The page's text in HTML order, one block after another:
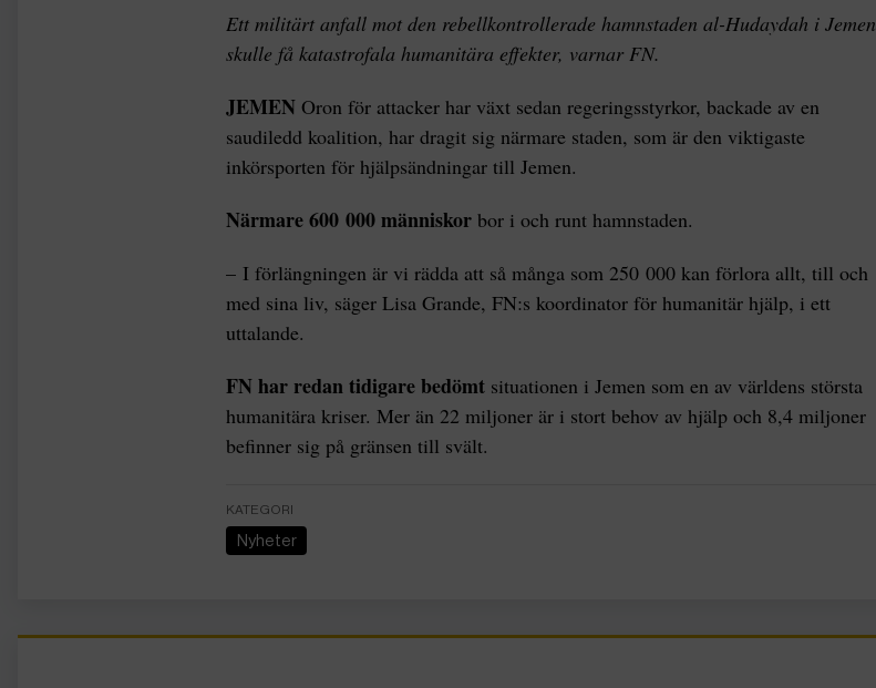
Ett militärt anfall mot den rebellkontrollerade hamnstaden al-Hudaydah i Jemen
skulle få katastrofala humanitära effekter, varnar FN.
JEMEN Oron för attacker har växt sedan regeringsstyrkor, backade av en
saudiledd koalition, har dragit sig närmare staden, som är den viktigaste
inkörsporten för hjälpsändningar till Jemen.
Närmare 600 000 människor bor i och runt hamnstaden.
– I förlängningen är vi rädda att så många som 250 000 kan förlora allt, till och
med sina liv, säger Lisa Grande, FN:s koordinator för humanitär hjälp, i ett
uttalande.
FN har redan tidigare bedömt situationen i Jemen som en av världens största
humanitära kriser. Mer än 22 miljoner är i stort behov av hjälp och 8,4 miljoner
befinner sig på gränsen till svält.
KATEGORI
Nyheter